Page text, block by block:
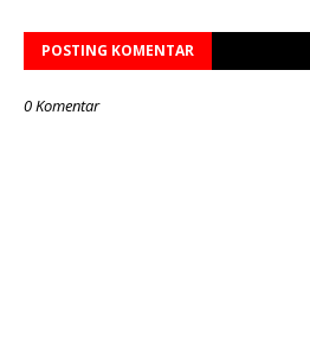
POSTING KOMENTAR
0 Komentar